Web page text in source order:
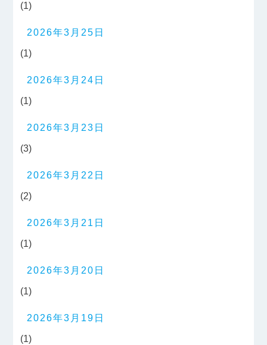
(1)
2026年3月25日
(1)
2026年3月24日
(1)
2026年3月23日
(3)
2026年3月22日
(2)
2026年3月21日
(1)
2026年3月20日
(1)
2026年3月19日
(1)